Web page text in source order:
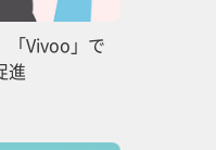
Vivoo」で
進